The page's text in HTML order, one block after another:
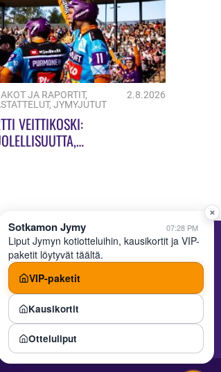
JA RAPORTIT,
, JYMYJUTUT
2.8.2026
VEITTIKOSKI: